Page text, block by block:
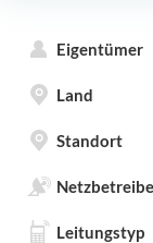
Eigentümer
Land
Standort
Leitungstyp